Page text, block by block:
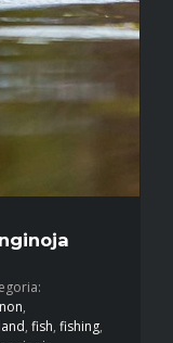
,
, fish, fishing,